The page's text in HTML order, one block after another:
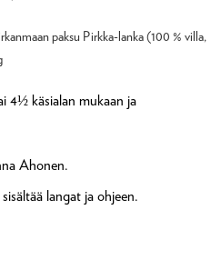
paksu Pirkka-lanka (100 % villa,
4½ käsialan mukaan ja
Ahonen.
langat ja ohjeen.